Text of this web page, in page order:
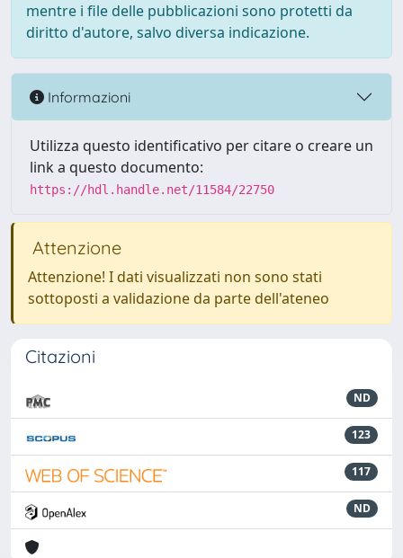
mentre i file delle pubblicazioni sono protetti da
diritto d'autore, salvo diversa indicazione.
Informazioni
Utilizza questo identificativo per citare o creare un
link a questo documento:
https://hdl.handle.net/11584/22750
Attenzione
Attenzione! I dati visualizzati non sono stati
sottoposti a validazione da parte dell'ateneo
Citazioni
ND
123
117
ND